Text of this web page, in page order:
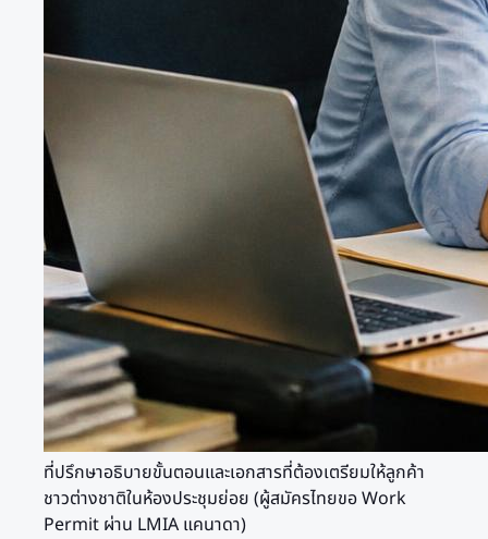
ที่ปรึกษาอธิบายขั้นตอนและเอกสารที่ต้องเตรียมให้ลูกค้า
ชาวต่างชาติในห้องประชุมย่อย (ผู้สมัครไทยขอ Work
Permit ผ่าน LMIA แคนาดา)